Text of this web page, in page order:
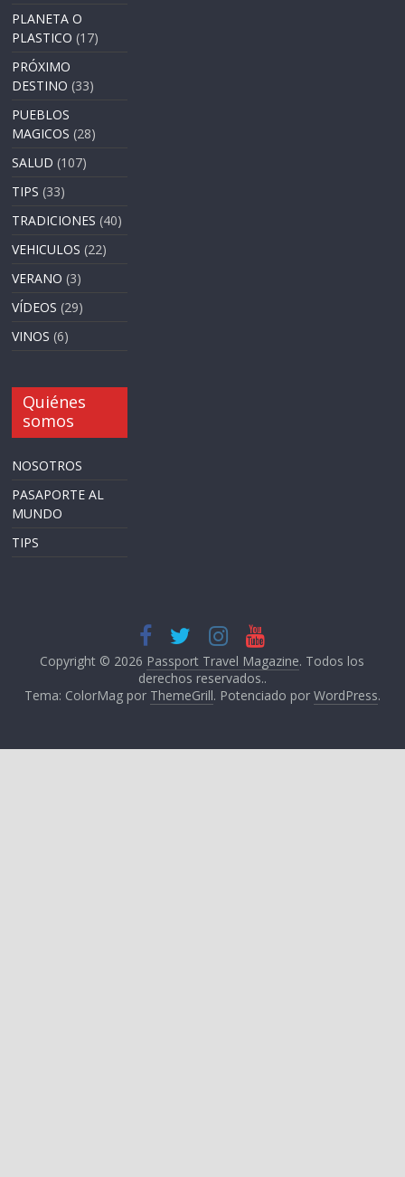
PLANETA O
PLASTICO (17)
PRÓXIMO
DESTINO (33)
PUEBLOS
MAGICOS (28)
SALUD (107)
TIPS (33)
TRADICIONES (40)
VEHICULOS (22)
VERANO (3)
VÍDEOS (29)
VINOS (6)
Quiénes
somos
NOSOTROS
PASAPORTE AL
MUNDO
TIPS
Copyright © 2026 Passport Travel Magazine. Todos los
derechos reservados..
Tema: ColorMag por ThemeGrill. Potenciado por WordPress.